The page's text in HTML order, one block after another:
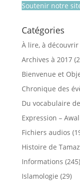
Soutenir notre
Catégories
À lire, à découvrir
Archives à 2017
Bienvenue et
Chronique des
Du vocabulaire
Expression – Awal
Fichiers audios
Histoire de
Informations (245)
Islamologie (29)